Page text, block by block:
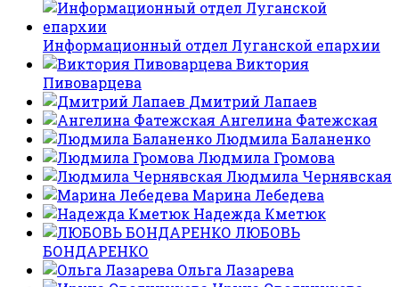
Информационный отдел Луганской епархии
Виктория
Пивоварцева
Дмитрий Лапаев
Ангелина Фатежская
Людмила Баланенко
Людмила Громова
Людмила Чернявская
Марина Лебедева
Надежда Кметюк
ЛЮБОВЬ
БОНДАРЕНКО
Ольга Лазарева